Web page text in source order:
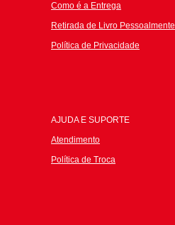
Como é a Entrega
Retirada de Livro Pessoalmente
Política de Privacidade
AJUDA E SUPORTE
Atendimento
Política de Troca